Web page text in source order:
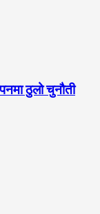
ठुलो चुनौती